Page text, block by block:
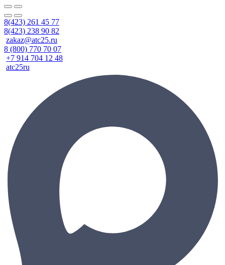
8(423) 261 45 77
8(423) 238 90 82
zakaz@atc25.ru
8 (800) 770 70 07
+7 914 704 12 48
atc25ru